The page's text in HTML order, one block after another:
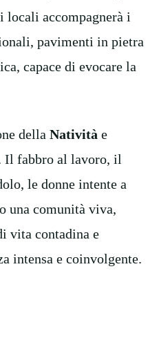
locali accompagnerà i
pavimenti in pietra
capace di evocare la
della Natività e
Il fabbro al lavoro, il
le donne intente a
una comunità viva,
vita contadina e
intensa e coinvolgente.